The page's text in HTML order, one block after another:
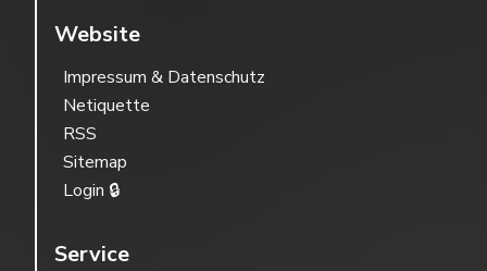
Website
Impressum & Datenschutz
Netiquette
RSS
Sitemap
Login 🔒
Service